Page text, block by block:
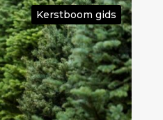
Kerstboom gids